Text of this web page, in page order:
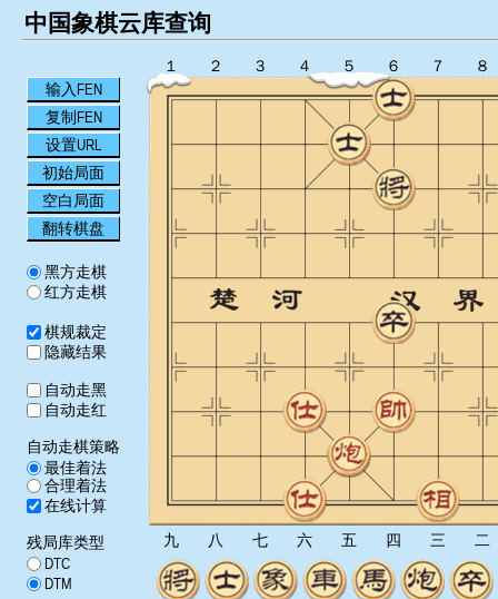
中国象棋云库查询
输入FEN
复制FEN
设置URL
初始局面
空白局面
翻转棋盘
黑方走棋
红方走棋
棋规裁定
隐藏结果
自动走黑
自动走红
自动走棋策略
最佳着法
合理着法
在线计算
残局库类型
DTC
DTM
１ ２ ３ ４ ５ ６ ７ ８
九 八 七 六 五 四 三 二